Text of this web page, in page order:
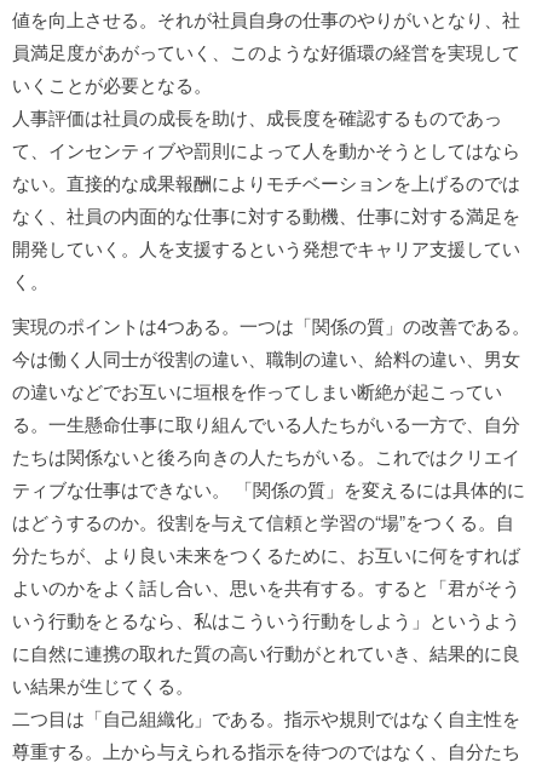
値を向上させる。それが社員自身の仕事のやりがいとなり、社
員満足度があがっていく、このような好循環の経営を実現して
いくことが必要となる。
人事評価は社員の成長を助け、成長度を確認するものであっ
て、インセンティブや罰則によって人を動かそうとしてはなら
ない。直接的な成果報酬によりモチベーションを上げるのでは
なく、社員の内面的な仕事に対する動機、仕事に対する満足を
開発していく。人を支援するという発想でキャリア支援してい
く。
実現のポイントは4つある。一つは「関係の質」の改善である。
今は働く人同士が役割の違い、職制の違い、給料の違い、男女
の違いなどでお互いに垣根を作ってしまい断絶が起こってい
る。一生懸命仕事に取り組んでいる人たちがいる一方で、自分
たちは関係ないと後ろ向きの人たちがいる。これではクリエイ
ティブな仕事はできない。 「関係の質」を変えるには具体的に
はどうするのか。役割を与えて信頼と学習の“場”をつくる。自
分たちが、より良い未来をつくるために、お互いに何をすれば
よいのかをよく話し合い、思いを共有する。すると「君がそう
いう行動をとるなら、私はこういう行動をしよう」というよう
に自然に連携の取れた質の高い行動がとれていき、結果的に良
い結果が生じてくる。
二つ目は「自己組織化」である。指示や規則ではなく自主性を
尊重する。上から与えられる指示を待つのではなく、自分たち